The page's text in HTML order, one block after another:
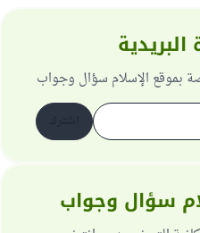
بموقع الإسلام سؤال وجواب
سؤال وجواب